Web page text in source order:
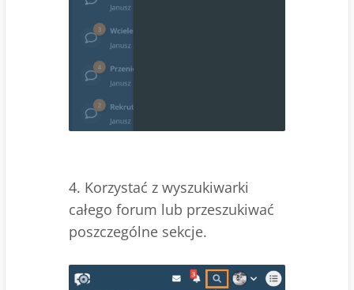
4. Korzystać z wyszukiwarki
całego forum lub przeszukiwać
poszczególne sekcje.